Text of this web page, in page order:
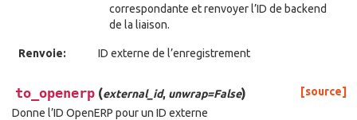
correspondante et renvoyer l’ID de backend
de la liaison.
Renvoie: ID externe de l’enregistrement
to_openerp (external_id, unwrap=False)
[source]
Donne l’ID OpenERP pour un ID externe